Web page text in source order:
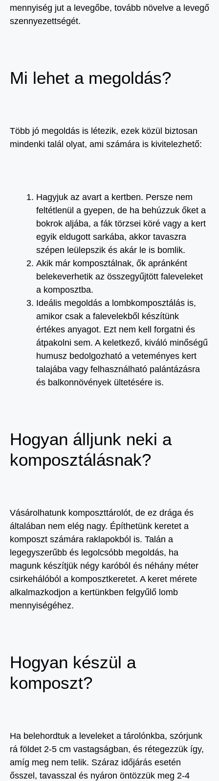
mennyiség jut a levegőbe, tovább növelve a levegő
szennyezettségét.
Mi lehet a megoldás?
Több jó megoldás is létezik, ezek közül biztosan
mindenki talál olyat, ami számára is kivitelezhető:
Hagyjuk az avart a kertben. Persze nem
feltétlenül a gyepen, de ha behúzzuk őket a
bokrok aljába, a fák törzsei köré vagy a kert
egyik eldugott sarkába, akkor tavaszra
szépen leülepszik és akár le is bomlik.
Akik már komposztálnak, ők apránként
belekeverhetik az összegyűjtött faleveleket
a komposztba.
Ideális megoldás a lombkomposztálás is,
amikor csak a falevelekből készítünk
értékes anyagot. Ezt nem kell forgatni és
átpakolni sem. A keletkező, kiváló minőségű
humusz bedolgozható a veteményes kert
talajába vagy felhasználható palántázásra
és balkonnövények ültetésére is.
Hogyan álljunk neki a
komposztálásnak?
Vásárolhatunk komposzttárolót, de ez drága és
általában nem elég nagy. Építhetünk keretet a
komposzt számára raklapokból is. Talán a
legegyszerűbb és legolcsóbb megoldás, ha
magunk készítjük négy karóból és néhány méter
csirkehálóból a komposztkeretet. A keret mérete
alkalmazkodjon a kertünkben felgyűlő lomb
mennyiségéhez.
Hogyan készül a
komposzt?
Ha belehordtuk a leveleket a tárolónkba, szórjunk
rá földet 2-5 cm vastagságban, és rétegezzük így,
amíg meg nem telik. Száraz időjárás esetén
ősszel, tavasszal és nyáron öntözzük meg 2-4